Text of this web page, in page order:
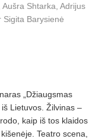
Shtarka, Adrijus
Sigita Barysienė
„Džiaugsmas
Lietuvos. Žilvinas –
kaip iš tos klaidos
Teatro scena,